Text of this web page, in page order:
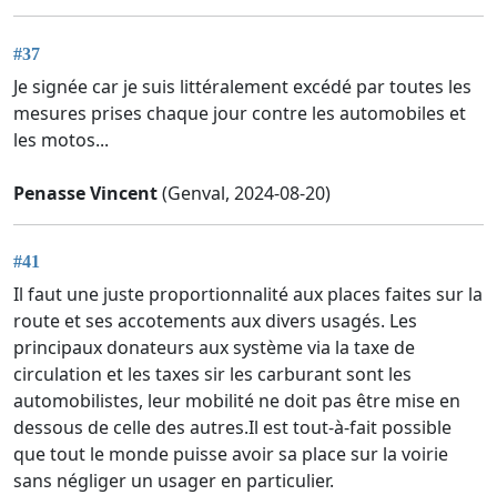
#37
Je signée car je suis littéralement excédé par toutes les
mesures prises chaque jour contre les automobiles et
les motos...
Penasse Vincent(Genval, 2024-08-20)
#41
Il faut une juste proportionnalité aux places faites sur la
route et ses accotements aux divers usagés. Les
principaux donateurs aux système via la taxe de
circulation et les taxes sir les carburant sont les
automobilistes, leur mobilité ne doit pas être mise en
dessous de celle des autres.Il est tout-à-fait possible
que tout le monde puisse avoir sa place sur la voirie
sans négliger un usager en particulier.